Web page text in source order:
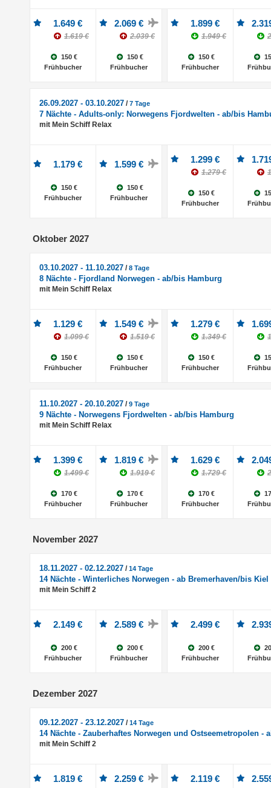
1.649 €
1.619 €
150 €
Frühbucher
2.069 €
2.039 €
150 €
Frühbucher
1.899 €
1.949 €
150 €
Frühbucher
26.09.2027 - 03.10.2027 /7 Tage
7 Nächte - Adults-only: Norwegens Fjordwelten - ab/bis
mit Mein Schiff Relax
1.179 €
150 €
Frühbucher
1.599 €
150 €
Frühbucher
1.299 €
1.279 €
150 €
Frühbucher
Oktober 2027
03.10.2027 - 11.10.2027 /8 Tage
8 Nächte - Fjordland Norwegen - ab/bis Hamburg
mit Mein Schiff Relax
1.129 €
1.099 €
150 €
Frühbucher
1.549 €
1.519 €
150 €
Frühbucher
1.279 €
1.349 €
150 €
Frühbucher
11.10.2027 - 20.10.2027 /9 Tage
9 Nächte - Norwegens Fjordwelten - ab/bis Hamburg
mit Mein Schiff Relax
1.399 €
1.499 €
170 €
Frühbucher
1.819 €
1.919 €
170 €
Frühbucher
1.629 €
1.729 €
170 €
Frühbucher
November 2027
18.11.2027 - 02.12.2027 /14 Tage
14 Nächte - Winterliches Norwegen - ab Bremerhaven/bis Kiel
mit Mein Schiff 2
2.149 €
200 €
Frühbucher
2.589 €
200 €
Frühbucher
2.499 €
200 €
Frühbucher
Dezember 2027
09.12.2027 - 23.12.2027 /14 Tage
14 Nächte - Zauberhaftes Norwegen und Ostseemetropolen -
mit Mein Schiff 2
1.819 € 2.259 € 2.119 €